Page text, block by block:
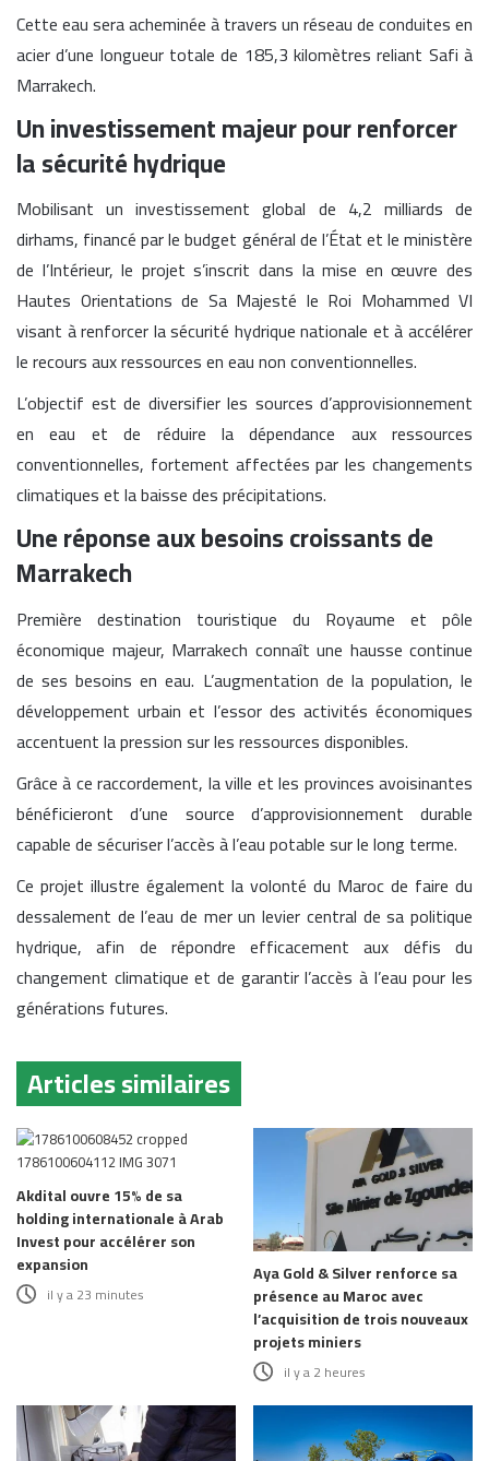
Cette eau sera acheminée à travers un réseau de conduites en
acier d’une longueur totale de 185,3 kilomètres reliant Safi à
Marrakech.
Un investissement majeur pour renforcer
la sécurité hydrique
Mobilisant un investissement global de 4,2 milliards de
dirhams, financé par le budget général de l’État et le ministère
de l’Intérieur, le projet s’inscrit dans la mise en œuvre des
Hautes Orientations de Sa Majesté le Roi Mohammed VI
visant à renforcer la sécurité hydrique nationale et à accélérer
le recours aux ressources en eau non conventionnelles.
L’objectif est de diversifier les sources d’approvisionnement
en eau et de réduire la dépendance aux ressources
conventionnelles, fortement affectées par les changements
climatiques et la baisse des précipitations.
Une réponse aux besoins croissants de
Marrakech
Première destination touristique du Royaume et pôle
économique majeur, Marrakech connaît une hausse continue
de ses besoins en eau. L’augmentation de la population, le
développement urbain et l’essor des activités économiques
accentuent la pression sur les ressources disponibles.
Grâce à ce raccordement, la ville et les provinces avoisinantes
bénéficieront d’une source d’approvisionnement durable
capable de sécuriser l’accès à l’eau potable sur le long terme.
Ce projet illustre également la volonté du Maroc de faire du
dessalement de l’eau de mer un levier central de sa politique
hydrique, afin de répondre efficacement aux défis du
changement climatique et de garantir l’accès à l’eau pour les
générations futures.
Articles similaires
Akdital ouvre 15% de sa
holding internationale à Arab
Invest pour accélérer son
expansion
il y a 23 minutes
Aya Gold & Silver renforce sa
présence au Maroc avec
l’acquisition de trois nouveaux
projets miniers
il y a 2 heures